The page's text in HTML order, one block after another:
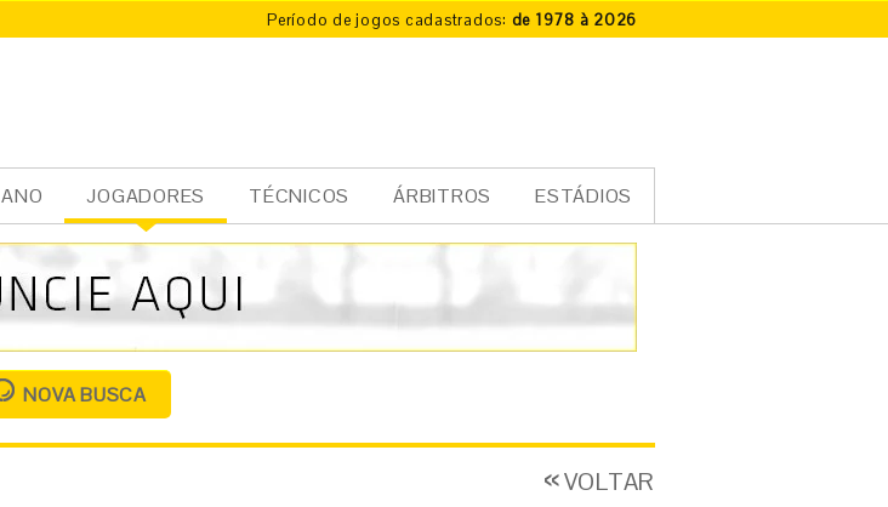
Período de jogos cadastrados: de 1978 à 2026
ANO JOGADORES TÉCNICOS ÁRBITROS ESTÁDIOS
cia
l
NOVA BUSCA
VOLTAR